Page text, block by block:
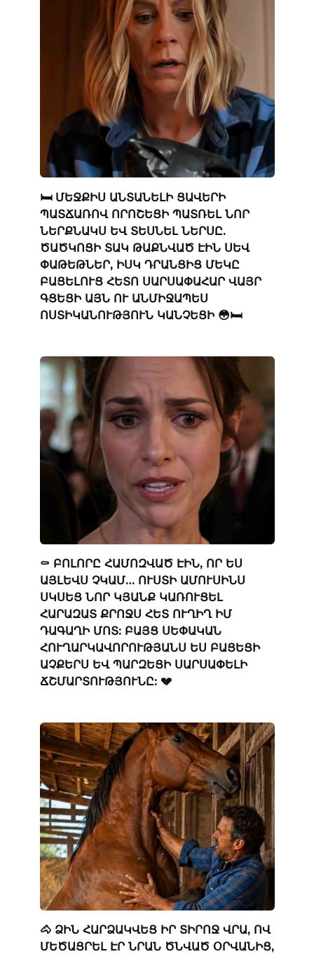
🛏️ ՄԵՋՔԻՍ ԱՆՏԱՆԵԼԻ ՑԱՎԵՐԻ
ՊԱՏՃԱՌՈՎ ՈՐՈՇԵՑԻ ՊԱՏՌԵԼ ՆՈՐ
ՆԵՐՔՆԱԿՍ ԵՎ ՏԵՍՆԵԼ ՆԵՐՍԸ.
ԾԱԾԿՈՑԻ ՏԱԿ ԹԱՔՆՎԱԾ ԷԻՆ ՍԵՎ
ՓԱԹԵԹՆԵՐ, ԻՍԿ ԴՐԱՆՑԻՑ ՄԵԿԸ
ԲԱՑԵԼՈՒՑ ՀԵՏՈ ՍԱՐՍԱՓԱՀԱՐ ՎԱՅՐ
ԳՑԵՑԻ ԱՅՆ ՈՒ ԱՆՄԻՋԱՊԵՍ
ՈՍՏԻԿԱՆՈՒԹՅՈՒՆ ԿԱՆՉԵՑԻ 😳🛏️
⚰️ ԲՈԼՈՐԸ ՀԱՄՈԶՎԱԾ ԷԻՆ, ՈՐ ԵՍ
ԱՅԼԵՎՍ ՉԿԱՄ… ՈՒՍՏԻ ԱՄՈՒՍԻՆՍ
ՍԿՍԵՑ ՆՈՐ ԿՅԱՆՔ ԿԱՌՈՒՑԵԼ
ՀԱՐԱԶԱՏ ՔՐՈՋՍ ՀԵՏ ՈՒՂԻՂ ԻՄ
ԴԱԳԱՂԻ ՄՈՏ: ԲԱՅՑ ՍԵՓԱԿԱՆ
ՀՈՒՂԱՐԿԱՎՈՐՈՒԹՅԱՆՍ ԵՍ ԲԱՑԵՑԻ
ԱՉՔԵՐՍ ԵՎ ՊԱՐԶԵՑԻ ՍԱՐՍԱՓԵԼԻ
ՃՇՄԱՐՏՈՒԹՅՈՒՆԸ: 💔
🐴 ՁԻՆ ՀԱՐՁԱԿՎԵՑ ԻՐ ՏԻՐՈՋ ՎՐԱ, ՈՎ
ՄԵԾԱՑՐԵԼ ԷՐ ՆՐԱՆ ԾՆՎԱԾ ՕՐՎԱՆԻՑ,